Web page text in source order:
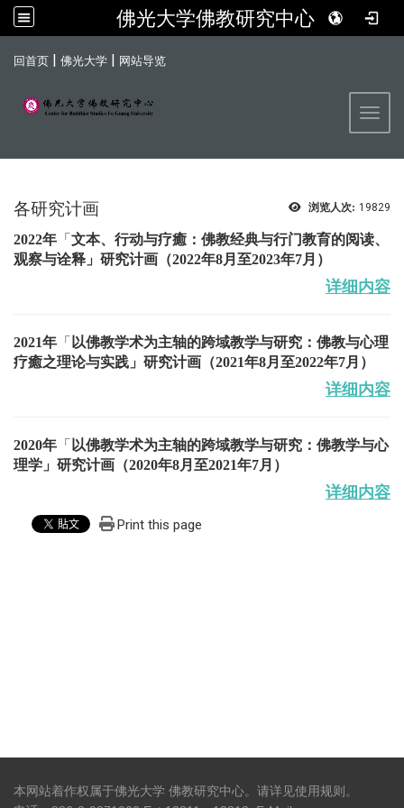
佛光大学佛教研究中心
回首页 | 佛光大学 | 网站导览
浏览人次: 19829
各研究计画
2022年 「 文本、行动与疗癒：佛教经典与行门教育的阅读、
观察与诠释 」研究计画 （2022年8月至2023年7月）
详细内容
2021年 「 以佛教学术为主轴的跨域教学与研究：佛教与心理
疗癒之理论与实践」研究计画 （2021年8月至2022年7月）
详细内容
2020年 「 以佛教学术为主轴的跨域教学与研究：佛教学与心
理学」研究计画 （2020年8月至2021年7月）
详细内容
Print this page
本网站着作权属于佛光大学 佛教研究中心。请详见使用规则 。